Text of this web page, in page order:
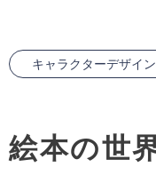
キャラクターデザイン
絵本の世